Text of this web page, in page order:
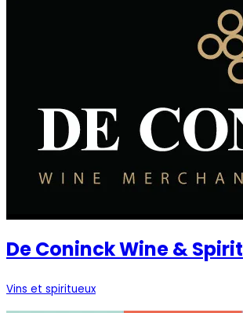
De Coninck Wine & Spirit
Vins et spiritueux